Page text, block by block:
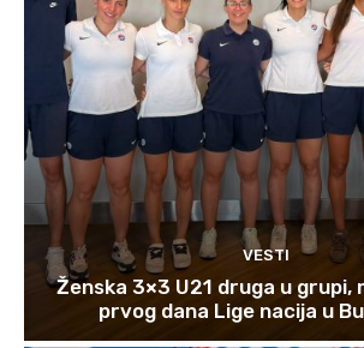
VESTI
Ženska 3×3 U21 druga u grupi,
prvog dana Lige nacija u